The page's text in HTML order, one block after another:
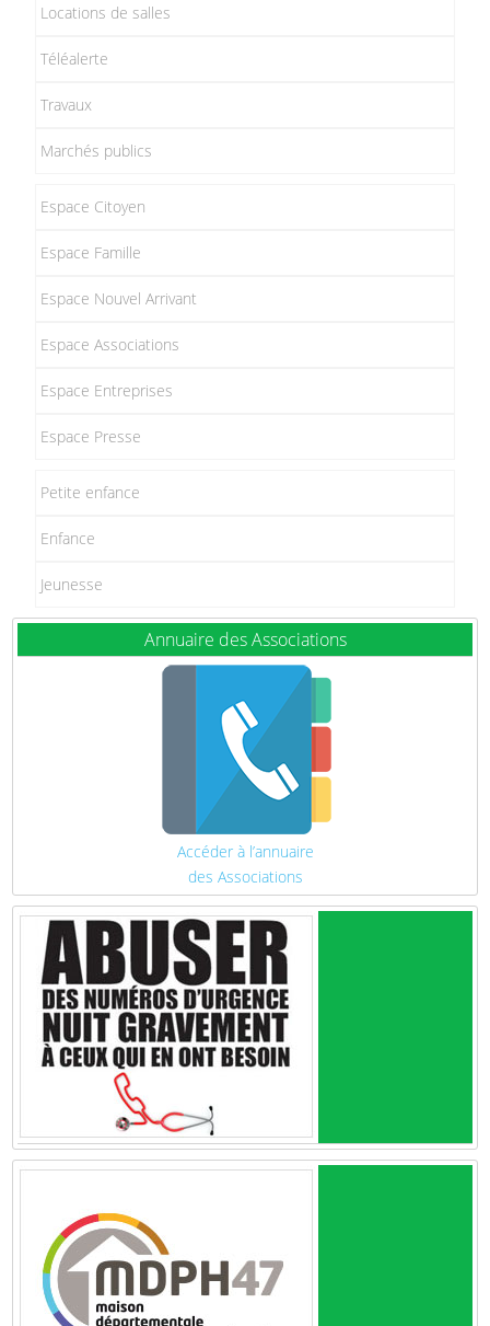
Locations de salles
Téléalerte
Travaux
Marchés publics
Espace Citoyen
Espace Famille
Espace Nouvel Arrivant
Espace Associations
Espace Entreprises
Espace Presse
Petite enfance
Enfance
Jeunesse
Annuaire des Associations
Accéder à l’annuaire
des Associations